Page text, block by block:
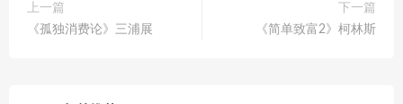
上一篇
《孤独消费论》三浦展
下一篇
《简单致富2》柯林斯